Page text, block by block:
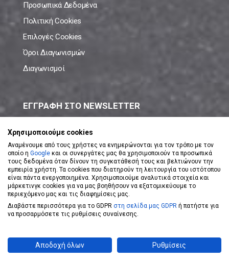
Προσωπικά Δεδομένα
Πολιτική Cookies
Επιλογές Cookies
Όροι Διαγωνισμών
Διαγωνισμοί
ΕΓΓΡΑΦΗ ΣΤΟ NEWSLETTER
ΕΓΓΡΑΦΗ ΣΤΟ NEWSLETTER
Αποδέχομαι τουςΌρους Χρήσης
Powered byeShopKeyDesigned byKoolmetrix
Χρησιμοποιούμε cookies
Αναμένουμε από τους χρήστες να ενημερώνονται για τον τρόπο με τον
οποίο η Google και οι συνεργάτες μας θα χρησιμοποιούν τα προσωπικά
τους δεδομένα όταν δίνουν τη συγκατάθεσή τους και βελτιώνουν την
εμπειρία χρήστη. Τα cookies που διατηρούν τη λειτουργία του ιστότοπου
είναι πάντα ενεργοποιημένα. Χρησιμοποιούμε αναλυτικά στοιχεία και
μάρκετινγκ cookies για να μας βοηθήσουν να εξατομικεύουμε το
περιεχόμενο μας και τις διαφημίσεις μας.
Διαβάστε περισσότερα για το GDPR στη σελίδα μας GDPR ή πατήστε για
να προσαρμόσετε τις ρυθμίσεις συναίνεσης.
Αποδοχή όλων Ρυθμίσεις